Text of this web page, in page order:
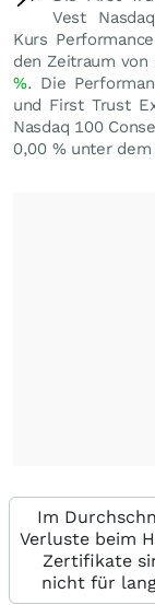
Vest
Kurs
den Zeitraum
%. Die
und First Trust
Nasdaq 100
0,00 %unter dem
Im
Verluste beim
Zertifikate
nicht für